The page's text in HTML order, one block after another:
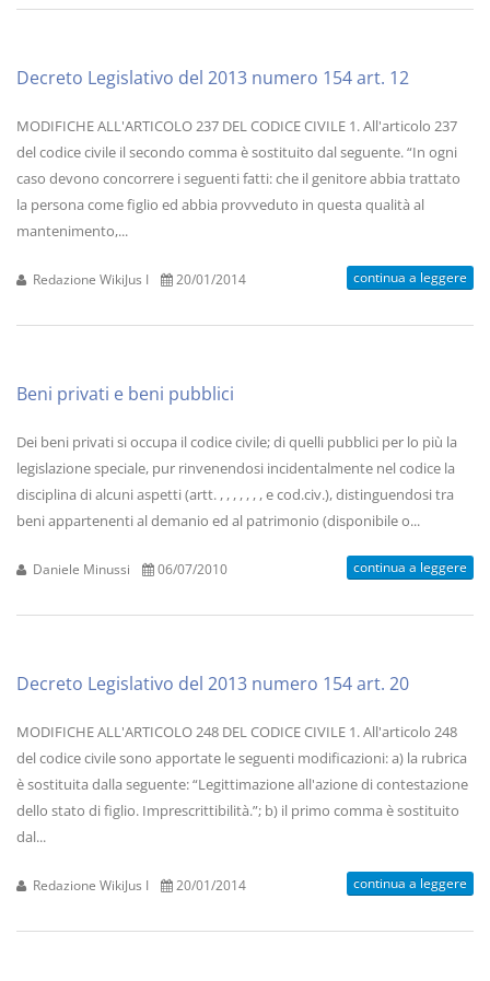
Decreto Legislativo del 2013 numero 154 art. 12
MODIFICHE ALL'ARTICOLO 237 DEL CODICE CIVILE 1. All'articolo 237
del codice civile il secondo comma è sostituito dal seguente. “In ogni
caso devono concorrere i seguenti fatti: che il genitore abbia trattato
la persona come figlio ed abbia provveduto in questa qualità al
mantenimento,...
Redazione WikiJus I 20/01/2014 continua a leggere
Beni privati e beni pubblici
Dei beni privati si occupa il codice civile; di quelli pubblici per lo più la
legislazione speciale, pur rinvenendosi incidentalmente nel codice la
disciplina di alcuni aspetti (artt. , , , , , , , e cod.civ.), distinguendosi tra
beni appartenenti al demanio ed al patrimonio (disponibile o...
Daniele Minussi 06/07/2010 continua a leggere
Decreto Legislativo del 2013 numero 154 art. 20
MODIFICHE ALL'ARTICOLO 248 DEL CODICE CIVILE 1. All'articolo 248
del codice civile sono apportate le seguenti modificazioni: a) la rubrica
è sostituita dalla seguente: “Legittimazione all'azione di contestazione
dello stato di figlio. Imprescrittibilità.”; b) il primo comma è sostituito
dal...
Redazione WikiJus I 20/01/2014 continua a leggere